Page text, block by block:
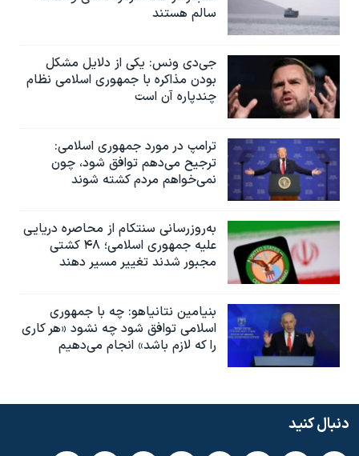
سالم هستند
جی‌دی ونس: یکی از دلایل مشکل
بودن مذاکره با جمهوری اسلامی نظام
چندپاره آن است
ترامپ در مورد جمهوری اسلامی:
ترجیح می‌دهم توافق شود، چون
نمی‌خواهم مردم کشته شوند
به‌روزرسانی سنتکام از محاصره دریایی
علیه جمهوری اسلامی؛ ۴۸ کشتی
مجبور شدند تغییر مسیر دهند
بنیامین نتانیاهو: چه با جمهوری
اسلامی توافق شود چه نشود «هر کاری
را که لازم باشد» انجام می‌دهیم
دنبال کنید